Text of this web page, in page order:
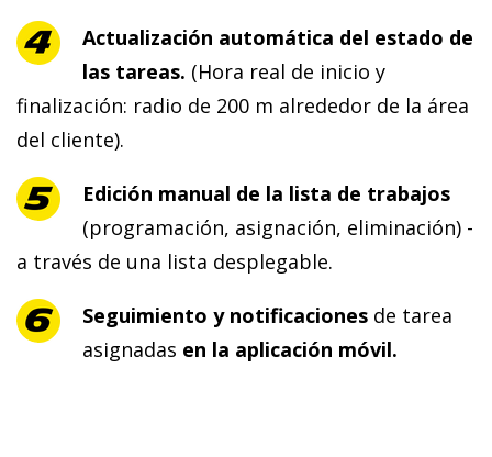
Actualización automática del estado de
las tareas. (Hora real de inicio y
finalización: radio de 200 m alrededor de la área
del cliente).
Edición manual de la lista de trabajos
(programación, asignación, eliminación) -
a través de una lista desplegable.
Seguimiento y notificaciones de tarea
asignadas en la aplicación móvil.